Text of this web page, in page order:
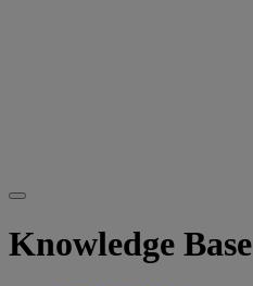
Knowledge Base